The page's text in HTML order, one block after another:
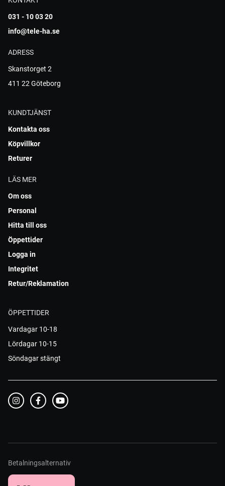
031 - 10 03 20
info@tele-ha.se
ADRESS
Skanstorget 2
411 22 Göteborg
KUNDTJÄNST
Kontakta oss
Köpvillkor
Returer
LÄS MER
Om oss
Personal
Hitta till oss
Öppettider
Logga in
Integritet
Retur/Reklamation
ÖPPETTIDER
Vardagar 10-18
Lördagar 10-15
Söndagar stängt
Betalningsalternativ